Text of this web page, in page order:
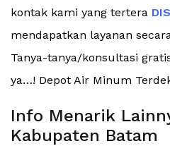
kontak kami yang tertera
mendapatkan layanan
Tanya-tanya/konsultasi
ya…! Depot Air Minum
Info Menarik
Kabupaten Batam